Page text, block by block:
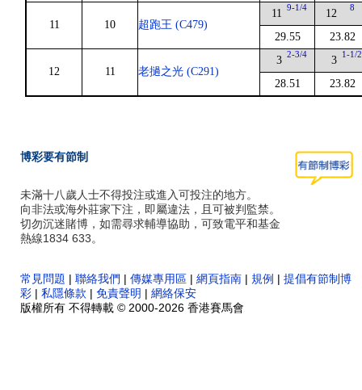
11 10 超跑王 (C479)
11 9-1/4
29.55
12 8
23.82
12 11 老撾之光 (C291)
3 2-3/4
28.51
3 1-1/2
23.82
博彩要有節制
未滿十八歲人士不得投注或進入可投注的地方。
向非法或海外莊家下注，即屬違法，且可被判監禁。
切勿沉迷賭博，如需尋求輔導協助，可致電平和基金
熱線1834 633。
常見問題 | 聯絡我們 | 傳媒專用區 | 網頁指南 | 規例 | 提倡有節制博
彩 | 私隱條款 | 免責聲明 | 網絡保安
版權所有 不得轉載 © 2000-2026 香港賽馬會